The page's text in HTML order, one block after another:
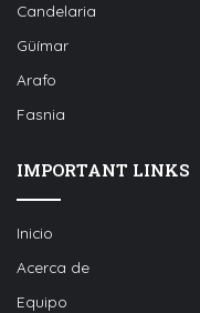
Candelaria
Güímar
Arafo
Fasnia
IMPORTANT LINKS
Inicio
Acerca de
Equipo